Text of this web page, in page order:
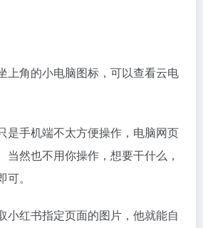
上角的小电脑图标，可以查看云电
是手机端不太方便操作，电脑网页
当然也不用你操作，想要干什么，
。
小红书指定页面的图片，他就能自